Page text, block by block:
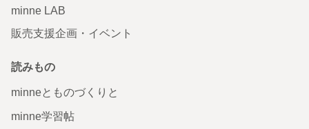
minne LAB
販売支援企画・イベント
読みもの
minneとものづくりと
minne学習帖